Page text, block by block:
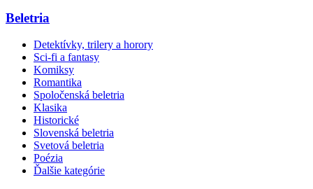
Beletria
Detektívky, trilery a horory
Sci-fi a fantasy
Komiksy
Romantika
Spoločenská beletria
Klasika
Historické
Slovenská beletria
Svetová beletria
Poézia
Ďalšie kategórie